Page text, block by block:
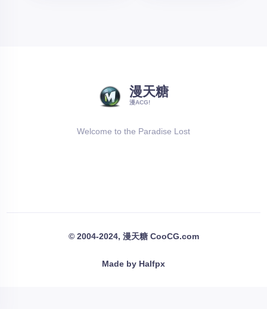
漫天糖
漫ACG!
Welcome to the Paradise Lost
© 2004-2024, 漫天糖 CooCG.com
Made by Halfpx